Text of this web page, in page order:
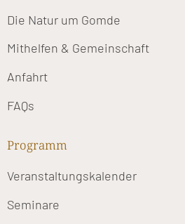
Die Natur um Gomde
Mithelfen & Gemeinschaft
Anfahrt
FAQs
Programm
Veranstaltungskalender
Seminare